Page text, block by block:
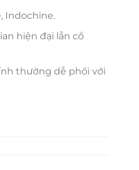
Indochine.
hiện đại lẫn cổ
thường dễ phối với